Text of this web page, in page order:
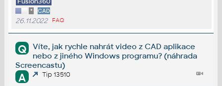
* CAD
26.11.2022 FAQ
Q
Víte, jak rychle nahrát video z CAD aplikace
nebo z jiného Windows programu? (náhrada
Screencastu)
A Tip 13510